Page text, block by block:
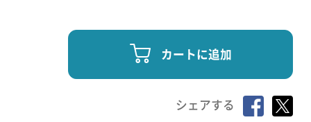
カートに追加
シェアする